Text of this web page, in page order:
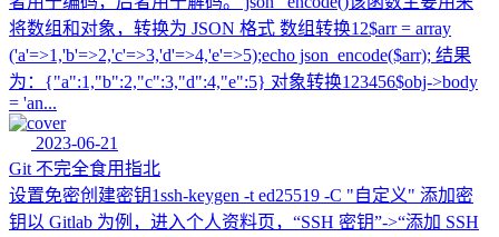
将数组和对象，转换为 JSON 格式 数组转换12$arr = array
('a'=>1,'b'=>2,'c'=>3,'d'=>4,'e'=>5);echo json_encode($arr); 结果
为：{"a":1,"b":2,"c":3,"d":4,"e":5} 对象转换123456$obj->body
= 'an...
2023-06-21
Git 不完全食用指北
设置免密创建密钥1ssh-keygen -t ed25519 -C "自定义" 添加密
钥以 Gitlab 为例，进入个人资料页，“SSH 密钥”->“添加 SSH